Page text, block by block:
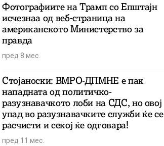
Фотографиите на Трамп со Епштајн
исчезнаа од веб-страница на
американското Министерство за
правда
пред 8 мес.
Стојаноски: ВМРО-ДПМНЕ е пак
нападната од политичко-
разузнавачкото лоби на СДС, но овој
упад во разузнавачките служби ќе се
расчисти и секој ќе одговара!
пред 11 мес.